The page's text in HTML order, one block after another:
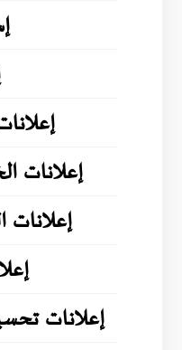
إعلانات
إعلانات
إعلانات